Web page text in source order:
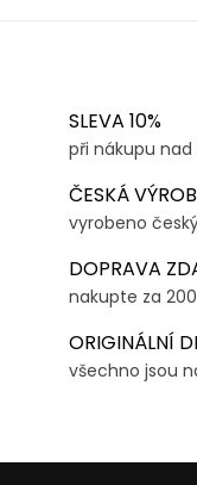
SLEVA 10%
při nákupu nad
ČESKÁ
vyrobeno
DOPRAVA
nakupte za
ORIGINÁLNÍ
všechno jsou